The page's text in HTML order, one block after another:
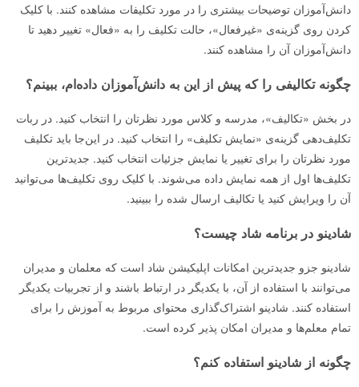
دانش‌آموزان توضیحات بیشتری را در مورد تکلیفات مشاهده کنند. با کلیک
کردن روی گزینه‌ی «غیرفعال»، حالت تکلیف را به «فعال» تغییر دهید تا
دانش‌آموزان آن را مشاهده کنند.
چگونه تکالیفی را که پیش از این به دانش‌آموزان داده‌ام، ببینم؟
در بخش «تکالیف»، مدرسه و کلاس مورد نظرتان را انتخاب کنید. در ربات
تکلیف‌دهی گزینه‌ی «نمایش تکلیف» را انتخاب کنید. در این‌جا باید تکلیف
مورد نظرتان را برای تغییر یا نمایش جزئیات انتخاب کنید. جدیدترین
تکلیف‌ها اول از همه نمایش داده می‌شوند. با کلیک روی تکلیف‌ها می‌توانید
آن را ویرایش کنید یا تکالیف ارسال‌ شده را ببینید.
شادینو در برنامه شاد چیست؟
شادینو جزو جدیدترین امکانات اپلیکیشن شاد است که معلمان و مدیران
می‌توانند با استفاده از آن، با یکدیگر در ارتباط باشند و از تجربیات یکدیگر
استفاده کنند. شادینو اشتراک‌گذاری محتوای مربوط به آموزش را برای
تمام معلم‌ها و مدیران امکان پذیر کرده است.
چگونه از شادینو استفاده کنم؟